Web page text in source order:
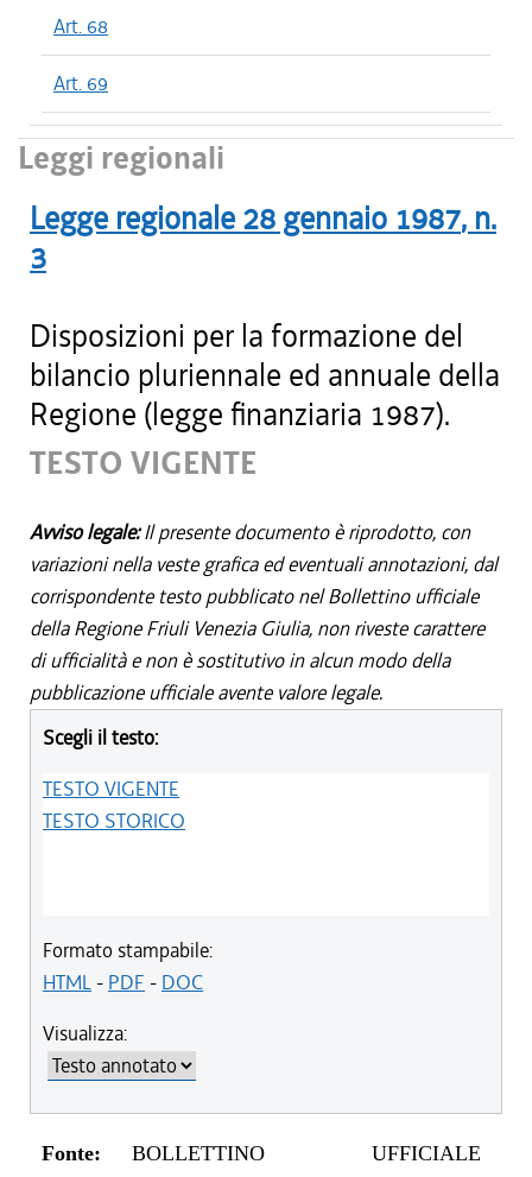
Art. 68
Art. 69
Leggi regionali
Legge regionale 28 gennaio 1987, n.
3
Disposizioni per la formazione del
bilancio pluriennale ed annuale della
Regione (legge finanziaria 1987).
TESTO VIGENTE
Avviso legale:Il presente documento è riprodotto, con
variazioni nella veste grafica ed eventuali annotazioni, dal
corrispondente testo pubblicato nel Bollettino ufficiale
della Regione Friuli Venezia Giulia, non riveste carattere
di ufficialità e non è sostitutivo in alcun modo della
pubblicazione ufficiale avente valore legale.
Scegli il testo:
TESTO VIGENTE
TESTO STORICO
Formato stampabile:
HTML- PDF - DOC
Visualizza:
Fonte:
BOLLETTINO UFFICIALE